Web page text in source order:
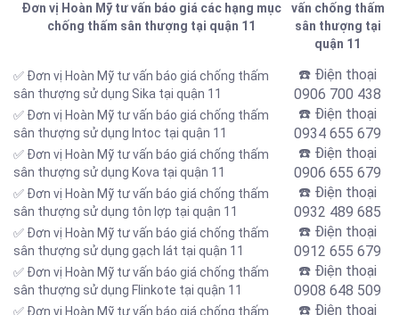
Đơn vị Hoàn Mỹ tư vấn báo giá các hạng mục
chống thấm sân thượng tại quận 11
vấn chống thấm
sân thượng tại
quận 11
✅ Đơn vị Hoàn Mỹ tư vấn báo giá chống thấm
sân thượng sử dụng Sika tại quận 11
☎️ Điện thoại
0906 700 438
✅ Đơn vị Hoàn Mỹ tư vấn báo giá chống thấm
sân thượng sử dụng Intoc tại quận 11
☎️ Điện thoại
0934 655 679
✅ Đơn vị Hoàn Mỹ tư vấn báo giá chống thấm
sân thượng sử dụng Kova tại quận 11
☎️ Điện thoại
0906 655 679
✅ Đơn vị Hoàn Mỹ tư vấn báo giá chống thấm
sân thượng sử dụng tôn lợp tại quận 11
☎️ Điện thoại
0932 489 685
✅ Đơn vị Hoàn Mỹ tư vấn báo giá chống thấm
sân thượng sử dụng gạch lát tại quận 11
☎️ Điện thoại
0912 655 679
✅ Đơn vị Hoàn Mỹ tư vấn báo giá chống thấm
sân thượng sử dụng Flinkote tại quận 11
☎️ Điện thoại
0908 648 509
✅ Đơn vị Hoàn Mỹ tư vấn báo giá chống thấm
☎️ Điện thoại